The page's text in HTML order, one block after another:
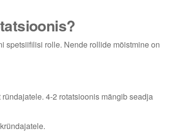
spetsiifilisi rolle. Nende rollide mõistmine on
4-2 rotatsioonis mängib seadja